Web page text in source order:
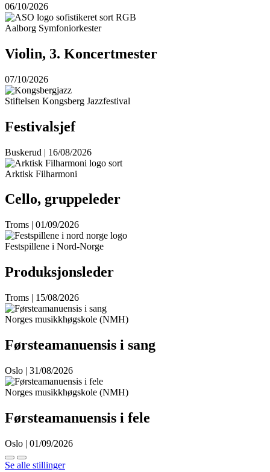
06/10/2026
Aalborg Symfoniorkester
Violin, 3. Koncertmester
07/10/2026
Stiftelsen Kongsberg Jazzfestival
Festivalsjef
Buskerud | 16/08/2026
Arktisk Filharmoni
Cello, gruppeleder
Troms | 01/09/2026
Festspillene i Nord-Norge
Produksjonsleder
Troms | 15/08/2026
Norges musikkhøgskole (NMH)
Førsteamanuensis i sang
Oslo | 31/08/2026
Norges musikkhøgskole (NMH)
Førsteamanuensis i fele
Oslo | 01/09/2026
Se alle stillinger